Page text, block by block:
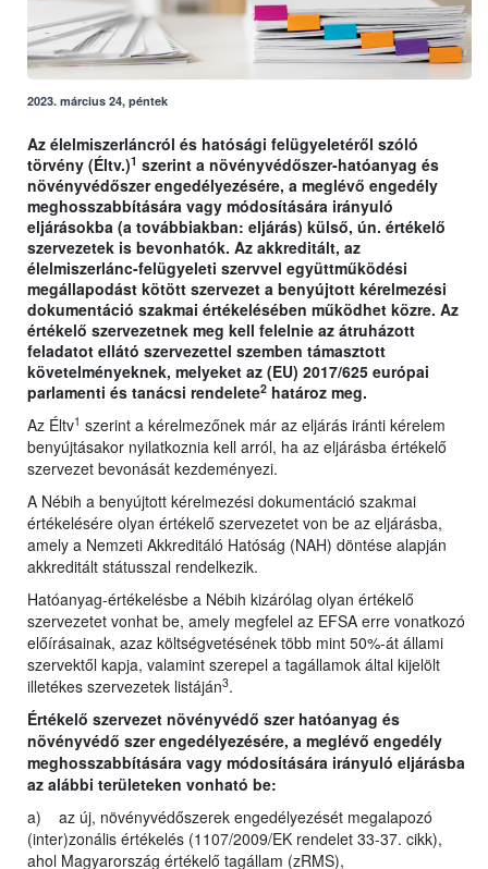
2023. március 24, péntek
Az élelmiszerláncról és hatósági felügyeletéről szóló
törvény (Éltv.)1 szerint a növényvédőszer-hatóanyag és
növényvédőszer engedélyezésére, a meglévő engedély
meghosszabbítására vagy módosítására irányuló
eljárásokba (a továbbiakban: eljárás) külső, ún. értékelő
szervezetek is bevonhatók. Az akkreditált, az
élelmiszerlánc-felügyeleti szervvel együttműködési
megállapodást kötött szervezet a benyújtott kérelmezési
dokumentáció szakmai értékelésében működhet közre. Az
értékelő szervezetnek meg kell felelnie az átruházott
feladatot ellátó szervezettel szemben támasztott
követelményeknek, melyeket az (EU) 2017/625 európai
parlamenti és tanácsi rendelete2 határoz meg.
Az Éltv1 szerint a kérelmezőnek már az eljárás iránti kérelem
benyújtásakor nyilatkoznia kell arról, ha az eljárásba értékelő
szervezet bevonását kezdeményezi.
A Nébih a benyújtott kérelmezési dokumentáció szakmai
értékelésére olyan értékelő szervezetet von be az eljárásba,
amely a Nemzeti Akkreditáló Hatóság (NAH) döntése alapján
akkreditált státusszal rendelkezik.
Hatóanyag-értékelésbe a Nébih kizárólag olyan értékelő
szervezetet vonhat be, amely megfelel az EFSA erre vonatkozó
előírásainak, azaz költségvetésének több mint 50%-át állami
szervektől kapja, valamint szerepel a tagállamok által kijelölt
illetékes szervezetek listáján3.
Értékelő szervezet növényvédő szer hatóanyag és
növényvédő szer engedélyezésére, a meglévő engedély
meghosszabbítására vagy módosítására irányuló eljárásba
az alábbi területeken vonható be:
a) az új, növényvédőszerek engedélyezését megalapozó
(inter)zonális értékelés (1107/2009/EK rendelet 33-37. cikk),
ahol Magyarország értékelő tagállam (zRMS),